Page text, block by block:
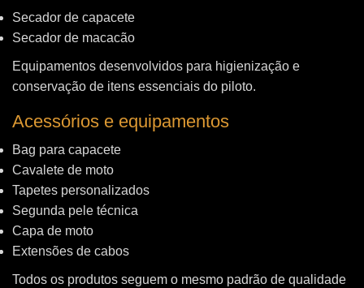
Secador de capacete
Secador de macacão
Equipamentos desenvolvidos para higienização e
conservação de itens essenciais do piloto.
Acessórios e equipamentos
Bag para capacete
Cavalete de moto
Tapetes personalizados
Segunda pele técnica
Capa de moto
Extensões de cabos
Todos os produtos seguem o mesmo padrão de qualidade